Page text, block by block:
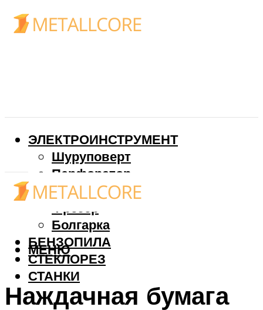
ЭЛЕКТРОИНСТРУМЕНТ
Шуруповерт
Перфоратор
Дрель
Фрезер
Болгарка
БЕНЗОПИЛА
СТЕКЛОРЕЗ
СТАНКИ
МЕНЮ
Наждачная бумага